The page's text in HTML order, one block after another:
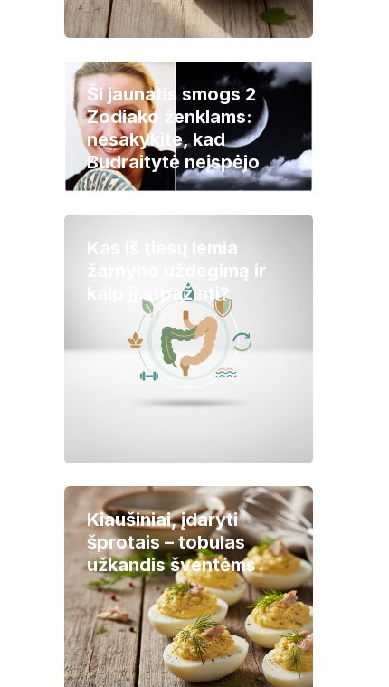
Ši jaunatis smogs 2
Zodiako ženklams:
nesakykite, kad
Budraitytė neįspėjo
Kas iš tiesų lemia
žarnyno uždegimą ir
kaip jį atpažinti?
Kiaušiniai, įdaryti
šprotais – tobulas
užkandis šventėms